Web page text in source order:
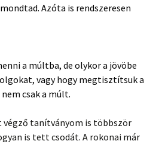
Azóta is rendszeresen
a múltba, de olykor a jövöbe
vagy hogy megtisztítsuk a
csak a múlt.
végző tanítványom is többször
is tett csodát. A rokonai már